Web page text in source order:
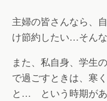
主婦の皆さんなら、
け節約したい…そん
また、私自身、学生
で過ごすときは、寒
と… という時期があ